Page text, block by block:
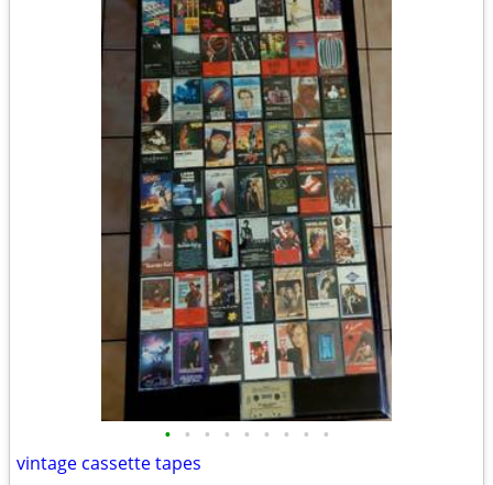
• • • • • • • • •
vintage cassette tapes